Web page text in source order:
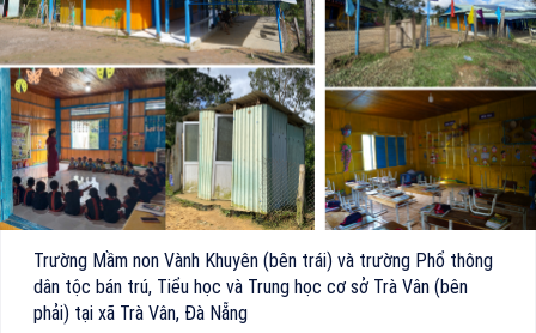
Trường Mầm non Vành Khuyên (bên trái) và trường Phổ thông
dân tộc bán trú, Tiểu học và Trung học cơ sở Trà Vân (bên
phải) tại xã Trà Vân, Đà Nẵng